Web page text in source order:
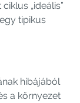
„ideális”
tipikus
hibájából
a környezet